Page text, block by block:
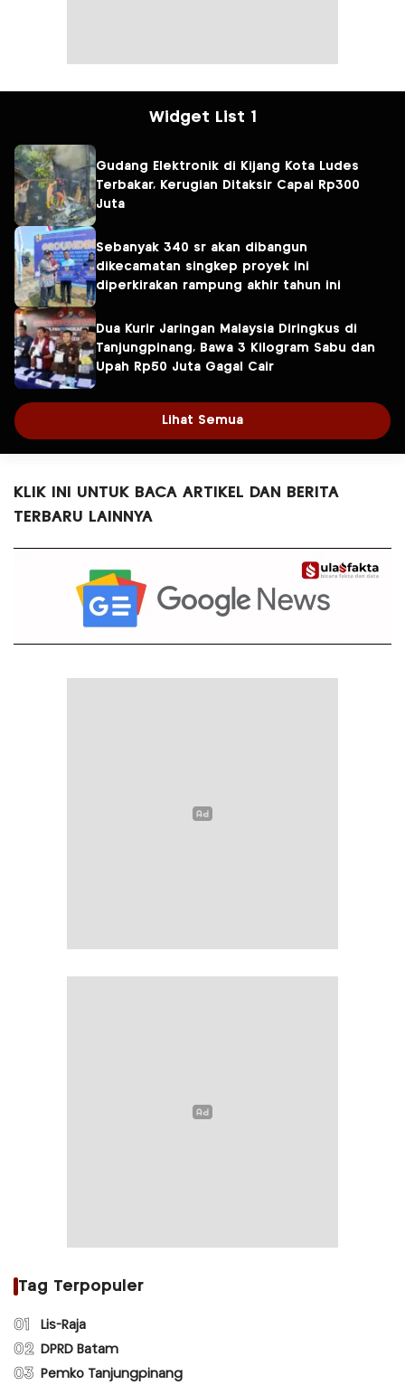
Widget List 1
Gudang Elektronik di Kijang Kota Ludes
Terbakar, Kerugian Ditaksir Capai Rp300
Juta
Sebanyak 340 sr akan dibangun
dikecamatan singkep proyek ini
diperkirakan rampung akhir tahun ini
Dua Kurir Jaringan Malaysia Diringkus di
Tanjungpinang, Bawa 3 Kilogram Sabu dan
Upah Rp50 Juta Gagal Cair
Lihat Semua
KLIK INI UNTUK BACA ARTIKEL DAN BERITA
TERBARU LAINNYA
Tag Terpopuler
01 Lis-Raja
02 DPRD Batam
03 Pemko Tanjungpinang